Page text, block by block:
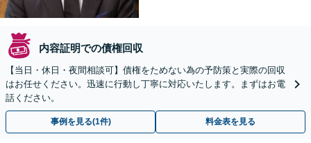
内容証明での債権回収
【当日・休日・夜間相談可】債権をためない為の予防策と実際の回収
はお任せください。迅速に行動し丁寧に対応いたします。まずはお電
話ください。
事例を見る(1件) 料金表を見る